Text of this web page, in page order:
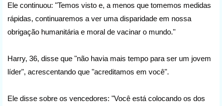
Ele continuou: "Temos visto e, a menos que tomemos medidas
rápidas, continuaremos a ver uma disparidade em nossa
obrigação humanitária e moral de vacinar o mundo."
Harry, 36, disse que "não havia mais tempo para ser um jovem
líder", acrescentando que "acreditamos em você".
Ele disse sobre os vencedores: "Você está colocando os dos